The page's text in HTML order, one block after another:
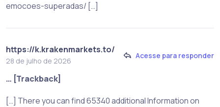
emocoes-superadas/ […]
https://k.krakenmarkets.to/
28 de julho de 2026
Acesse para responder
… [Trackback]
[…] There you can find 65340 additional Information on